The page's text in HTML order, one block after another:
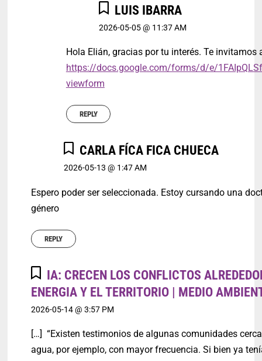
LUIS IBARRA
2026-05-05 @ 11:37 AM
Hola Elián, gracias por tu interés. Te invitamos
https://docs.google.com/forms/d/e/
viewform
REPLY
CARLA FÍCA FICA CHUECA
2026-05-13 @ 1:47 AM
Espero poder ser seleccionada. Estoy cursando una
género
REPLY
IA: CRECEN LOS CONFLICTOS
ENERGIA Y EL TERRITORIO | MEDIO
2026-05-14 @ 3:57 PM
[…] “Existen testimonios de algunas comunidades
agua, por ejemplo, con mayor frecuencia. Si bien ya